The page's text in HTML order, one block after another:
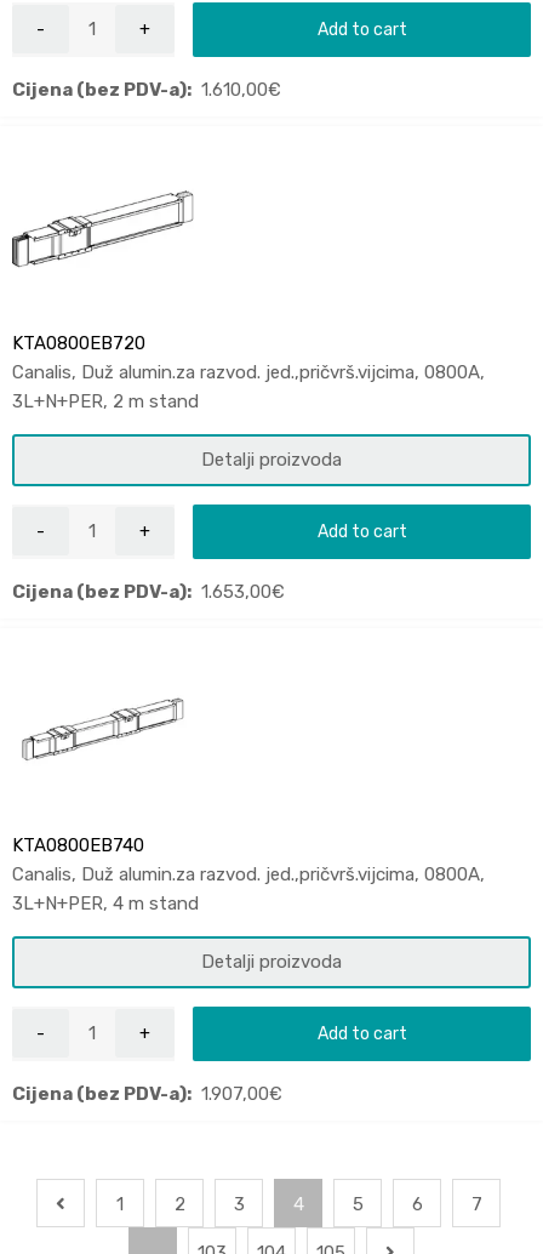
Add to cart
Cijena (bez PDV-a): 1.610,00€
KTA0800EB720
Canalis, Duž alumin.za razvod. jed.,pričvrš.vijcima, 0800A,
3L+N+PER, 2 m stand
Detalji proizvoda
Add to cart
Cijena (bez PDV-a): 1.653,00€
KTA0800EB740
Canalis, Duž alumin.za razvod. jed.,pričvrš.vijcima, 0800A,
3L+N+PER, 4 m stand
Detalji proizvoda
Add to cart
Cijena (bez PDV-a): 1.907,00€
1 2 3 4 5 6 7